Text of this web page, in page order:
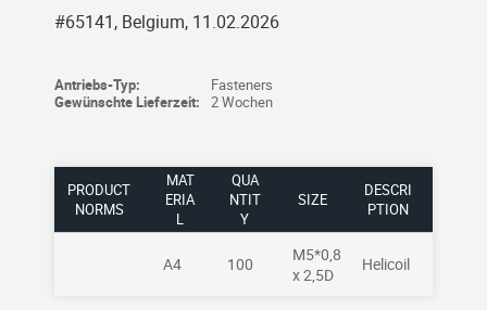
#65141, Belgium, 11.02.2026
Antriebs-Typ:
Fasteners
Gewünschte Lieferzeit:
2 Wochen
PRODUCT
NORMS
MAT
ERIA
L
QUA
NTIT
Y
SIZE
DESCRI
PTION
A4 100
M5*0,8
x 2,5D
Helicoil